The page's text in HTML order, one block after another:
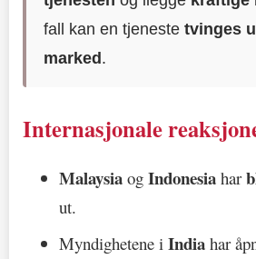
fall kan en tjenestetvinges
marked .
Internasjonale
Malaysia og Indonesia har
ut.
Myndighetene i India har